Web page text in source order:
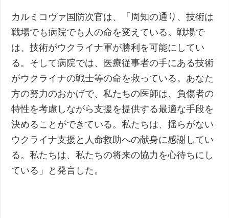
カルミコヴァ国防次官は、「周知の通り、技術は
戦場でも病院でも人の命を変えている。戦場で
は、技術がウクライナ軍が勝利を可能にしてい
る。そして病院では、医療従事者の手にある技術
がウクライナの戦士等の命を救っている。あなた
方の努力のおかげで、私たちの医師は、負傷者の
特性を考慮しながら支援を提供する最適な手段を
決めることができている。私たちは、揺らがない
ウクライナ支援と人命救助への献身に感謝してい
る。私たちは、私たちの将来の協力を心待ちにし
ている」と発言した。